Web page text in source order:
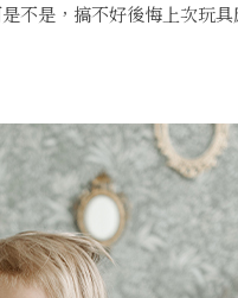
不是，搞不好後悔上次玩